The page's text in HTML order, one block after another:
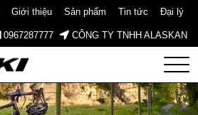
Giới thiệu Sản phẩm Tin tức Đại lý
0967287777 CÔNG TY TNHH ALASKAN